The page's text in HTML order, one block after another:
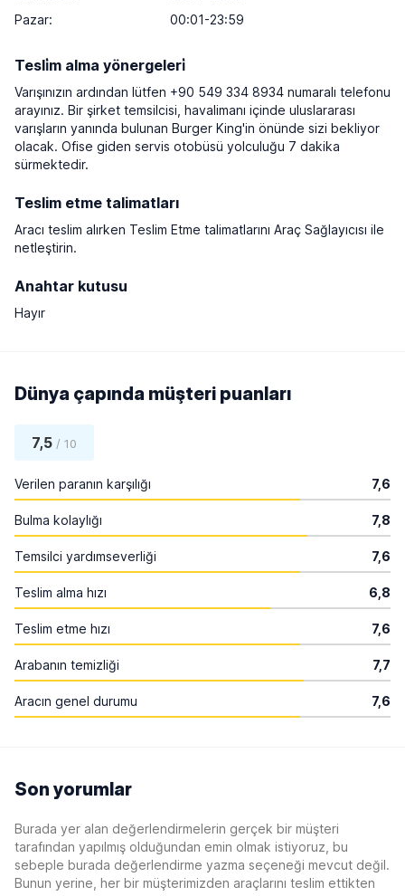
Pazar: 00:01-23:59
Tesli̇m alma yönergeleri̇
Varışınızın ardından lütfen +90 549 334 8934 numaralı telefonu
arayınız. Bir şirket temsilcisi, havalimanı içinde uluslararası
varışların yanında bulunan Burger King'in önünde sizi bekliyor
olacak. Ofise giden servis otobüsü yolculuğu 7 dakika
sürmektedir.
Teslim etme talimatları
Aracı teslim alırken Teslim Etme talimatlarını Araç Sağlayıcısı ile
netleştirin.
Anahtar kutusu
Hayır
Dünya çapında müşteri puanları
7,5 / 10
Verilen paranın karşılığı 7,6
Bulma kolaylığı 7,8
Temsilci yardımseverliği 7,6
Teslim alma hızı 6,8
Teslim etme hızı 7,6
Arabanın temizliği 7,7
Aracın genel durumu 7,6
Son yorumlar
Burada yer alan değerlendirmelerin gerçek bir müşteri
tarafından yapılmış olduğundan emin olmak istiyoruz, bu
sebeple burada değerlendirme yazma seçeneği mevcut değil.
Bunun yerine, her bir müşterimizden araçlarını teslim ettikten